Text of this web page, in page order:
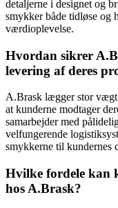
detaljerne i designet og
smykker både tidløse og
værdioplevelse.
Hvordan sikrer
levering af deres
A.Brask lægger stor vægt
at kunderne modtager
samarbejder med
velfungerende
smykkerne til kundernes
Hvilke fordele kan
hos A.Brask?